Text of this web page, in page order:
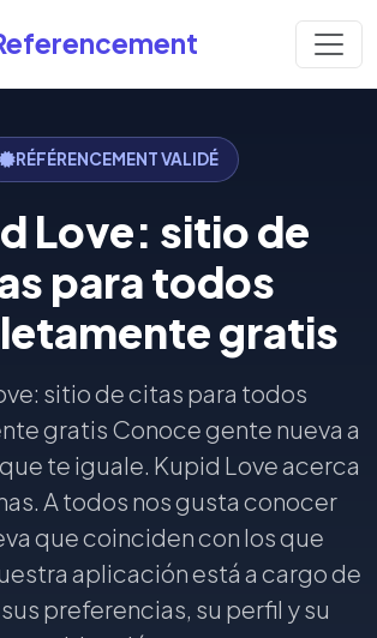
RÉFÉRENCEMENT VALIDÉ
Love: sitio de
para todos
gratis
sitio de citas para todos
gratis Conoce gente nueva a
te iguale. Kupid Love acerca
A todos nos gusta conocer
que coinciden con los que
aplicación está a cargo de
preferencias, su perfil y su